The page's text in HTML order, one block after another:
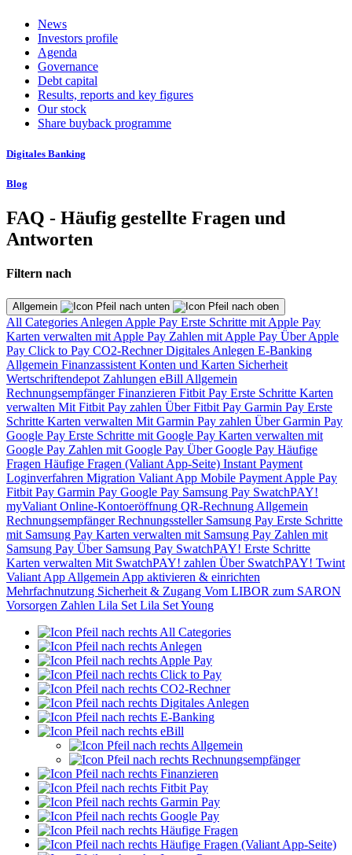
News
Investors profile
Agenda
Governance
Debt capital
Results, reports and key figures
Our stock
Share buyback programme
Digitales Banking
Blog
FAQ - Häufig gestellte Fragen und
Antworten
Filtern nach
Allgemein
All Categories Anlegen Apple Pay Erste Schritte mit Apple Pay
Karten verwalten mit Apple Pay Zahlen mit Apple Pay Über Apple
Pay Click to Pay CO2-RechnerDigitales Anlegen E-Banking
Allgemein Finanzassistent Konten und Karten Sicherheit
Wertschriftendepot Zahlungen eBill Allgemein
RechnungsempfängerFinanzieren Fitbit Pay Erste Schritte Karten
verwalten Mit Fitbit Pay zahlen Über Fitbit Pay Garmin Pay Erste
Schritte Karten verwalten Mit Garmin Pay zahlen Über Garmin Pay
Google Pay Erste Schritte mit Google Pay Karten verwalten mit
Google Pay Zahlen mit Google Pay Über Google Pay Häufige
Fragen Häufige Fragen (Valiant App-Seite) Instant Payment
Loginverfahren Migration Valiant App Mobile Payment Apple Pay
Fitbit Pay Garmin Pay Google Pay Samsung Pay SwatchPAY!
myValiant Online-Kontoeröffnung QR-Rechnung Allgemein
RechnungsempfängerRechnungssteller Samsung Pay Erste Schritte
mit Samsung Pay Karten verwalten mit Samsung Pay Zahlen mit
Samsung Pay Über Samsung Pay SwatchPAY! Erste Schritte
Karten verwalten Mit SwatchPAY! zahlen Über SwatchPAY! Twint
Valiant App Allgemein App aktivieren & einrichten
Mehrfachnutzung Sicherheit & Zugang Vom LIBOR zum SARON
Vorsorgen Zahlen Lila Set Lila Set Young
All Categories
Anlegen
Apple Pay
Click to Pay
CO2-Rechner
Digitales Anlegen
E-Banking
eBill
Allgemein
Rechnungsempfänger
Finanzieren
Fitbit Pay
Garmin Pay
Google Pay
Häufige Fragen
Häufige Fragen (Valiant App-Seite)